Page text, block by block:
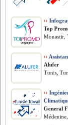
››
Top
Monastir,
››
Alufer
Tunis,
››
General